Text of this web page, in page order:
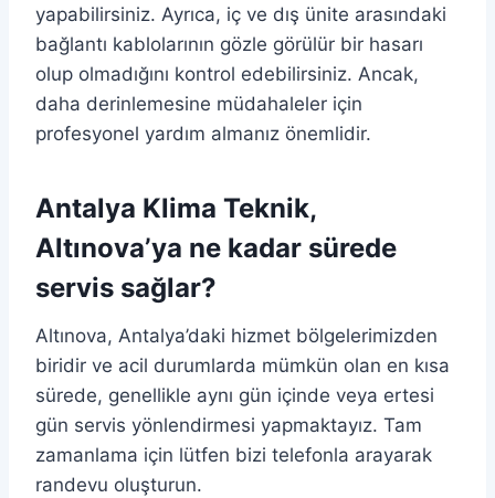
yapabilirsiniz. Ayrıca, iç ve dış ünite arasındaki
bağlantı kablolarının gözle görülür bir hasarı
olup olmadığını kontrol edebilirsiniz. Ancak,
daha derinlemesine müdahaleler için
profesyonel yardım almanız önemlidir.
Antalya Klima Teknik,
Altınova’ya ne kadar sürede
servis sağlar?
Altınova, Antalya’daki hizmet bölgelerimizden
biridir ve acil durumlarda mümkün olan en kısa
sürede, genellikle aynı gün içinde veya ertesi
gün servis yönlendirmesi yapmaktayız. Tam
zamanlama için lütfen bizi telefonla arayarak
randevu oluşturun.